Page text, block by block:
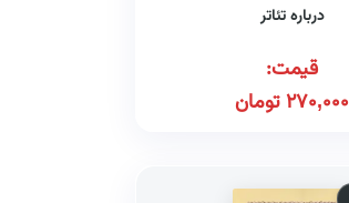
درباره تئاتر
قیمت:
270,000تومان